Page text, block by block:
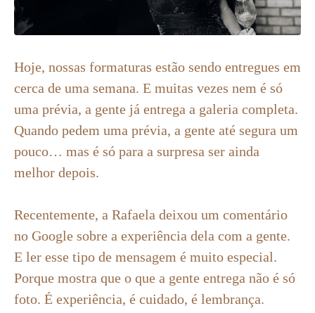
Hoje, nossas formaturas estão sendo entregues em
cerca de uma semana. E muitas vezes nem é só
uma prévia, a gente já entrega a galeria completa.
Quando pedem uma prévia, a gente até segura um
pouco… mas é só para a surpresa ser ainda
melhor depois.
Recentemente, a Rafaela deixou um comentário
no Google sobre a experiência dela com a gente.
E ler esse tipo de mensagem é muito especial.
Porque mostra que o que a gente entrega não é só
foto. É experiência, é cuidado, é lembrança.